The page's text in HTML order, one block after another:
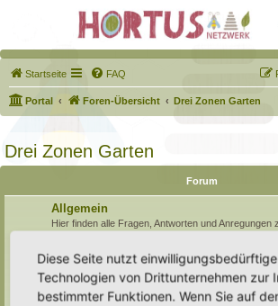
Startseite FAQ
Portal Foren-Übersicht Drei Zonen Garten
Drei Zonen Garten
Forum
Allgemein
Hier finden alle Fragen, Antworten und Anregungen
weiteren finden hier allgemeine Gartenfragen ihr
Unterforen:
Umwelt, Klimawandel, Natur,
Gesundheit,
Archiv
Themen:138
Diese Seite nutzt
Technologien von Drittunternehmen zur
bestimmter Funktionen. Wenn Sie auf